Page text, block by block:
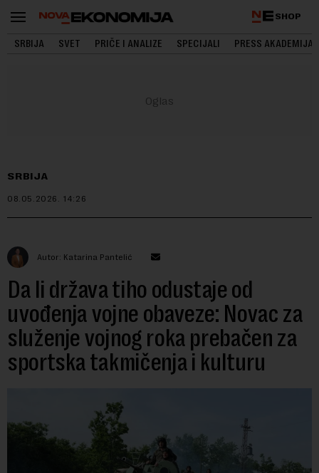
SHOP
SRBIJA SVET PRIČE I ANALIZE SPECIJALI PRESS AKADEMIJA
SRBIJA
08.05.2026. 14:26
Autor: Katarina Pantelić
Da li država tiho odustaje od
uvođenja vojne obaveze: Novac za
služenje vojnog roka prebačen za
sportska takmičenja i kulturu